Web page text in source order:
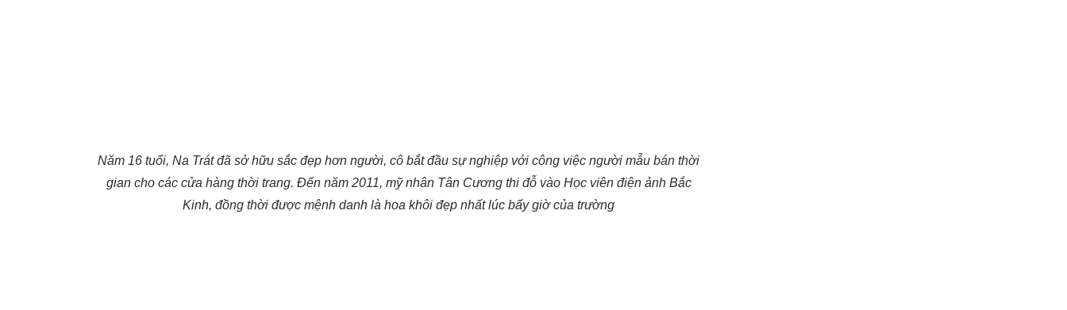
Năm 16 tuổi, Na Trát đã sở hữu sắc đẹp hơn người, cô bắt đầu sự nghiệp với công việc người mẫu bán thời
gian cho các cửa hàng thời trang. Đến năm 2011, mỹ nhân Tân Cương thi đỗ vào Học viên điện ảnh Bắc
Kinh, đồng thời được mệnh danh là hoa khôi đẹp nhất lúc bấy giờ của trường